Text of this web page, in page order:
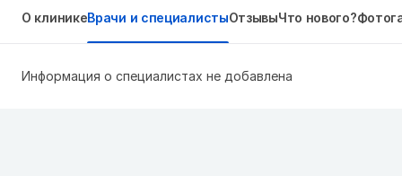
О клиникеВрачи и специалистыОтзывыЧто нового?
Информация о специалистах не добавлена